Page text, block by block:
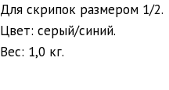
Для скрипок размером 1/2.
Цвет: серый/синий.
Вес: 1,0 кг.